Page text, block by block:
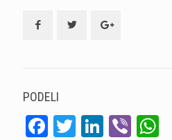
PODELI
Facebook
Twitter
LinkedIn
Viber